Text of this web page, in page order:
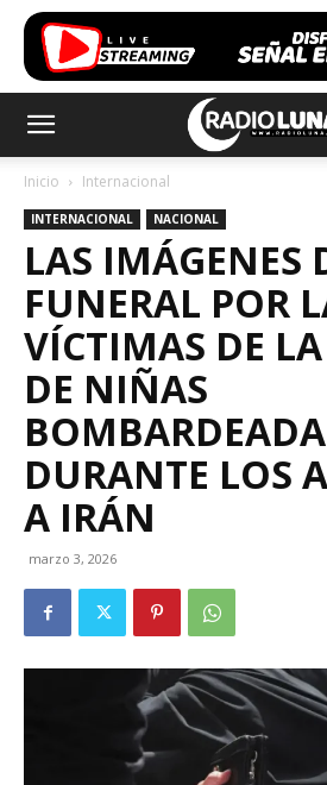
Inicio Internacional
INTERNACIONAL NACIONAL
LAS IMÁGENES
FUNERAL POR
VÍCTIMAS DE
DE NIÑAS
BOMBARDEADA
DURANTE LOS
A IRÁN
marzo 3, 2026